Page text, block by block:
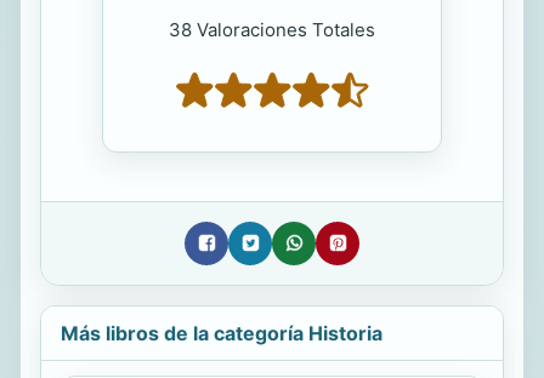
38 Valoraciones Totales
Más libros de la categoría Historia